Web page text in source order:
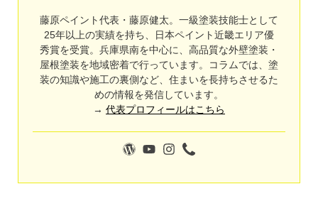
藤原ペイント代表・藤原健太。一級塗装技能士として
25年以上の実績を持ち、日本ペイント近畿エリア優
秀賞を受賞。兵庫県南を中心に、高品質な外壁塗装・
屋根塗装を地域密着で行っています。コラムでは、塗
装の知識や施工の裏側など、住まいを長持ちさせるた
めの情報を発信しています。
→ 代表プロフィールはこちら